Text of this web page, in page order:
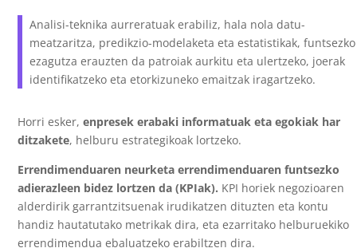
Analisi-teknika aurreratuak erabiliz, hala nola datu-
meatzaritza, predikzio-modelaketa eta estatistikak, funtsezko
ezagutza erauzten da patroiak aurkitu eta ulertzeko, joerak
identifikatzeko eta etorkizuneko emaitzak iragartzeko.
Horri esker,enpresek erabaki informatuak eta egokiak har
ditzakete, helburu estrategikoak lortzeko.
Errendimenduaren neurketa errendimenduaren funtsezko
adierazleen bidez lortzen da (KPIak). KPI horiek negozioaren
alderdirik garrantzitsuenak irudikatzen dituzten eta kontu
handiz hautatutako metrikak dira, eta ezarritako helburuekiko
errendimendua ebaluatzeko erabiltzen dira.